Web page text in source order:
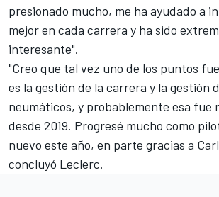
presionado mucho, me ha ayudado a
mejor en cada carrera y ha sido
interesante".
"Creo que tal vez uno de los puntos
es la gestión de la carrera y la gestión
neumáticos, y probablemente esa fue
desde 2019. Progresé mucho como
nuevo este año, en parte gracias a
concluyó Leclerc.